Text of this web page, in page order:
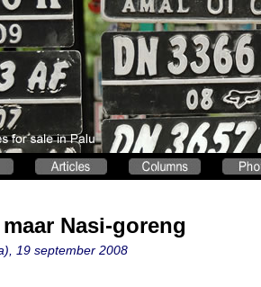
Nasi-goreng
19 september 2008